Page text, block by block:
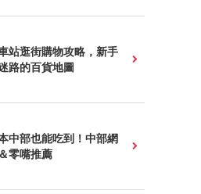
站逛街購物攻略，新手
路的百貨地圖
中部也能吃到！中部網
零嘴推薦